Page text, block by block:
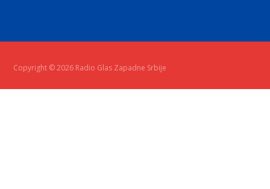
Copyright © 2026 Radio Glas Zapadne Srbije